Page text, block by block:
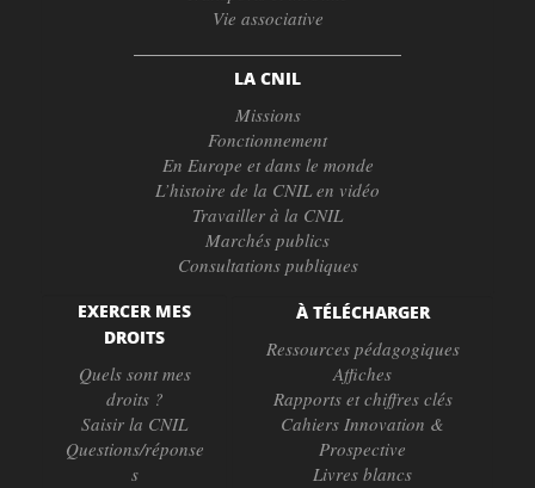
Vie associative
LA CNIL
Missions
Fonctionnement
En Europe et dans le monde
L’histoire de la CNIL en vidéo
Travailler à la CNIL
Marchés publics
Consultations publiques
EXERCER MES
DROITS
Quels sont mes
droits ?
Saisir la CNIL
Questions/réponse
s
À TÉLÉCHARGER
Ressources pédagogiques
Affiches
Rapports et chiffres clés
Cahiers Innovation &
Prospective
Livres blancs